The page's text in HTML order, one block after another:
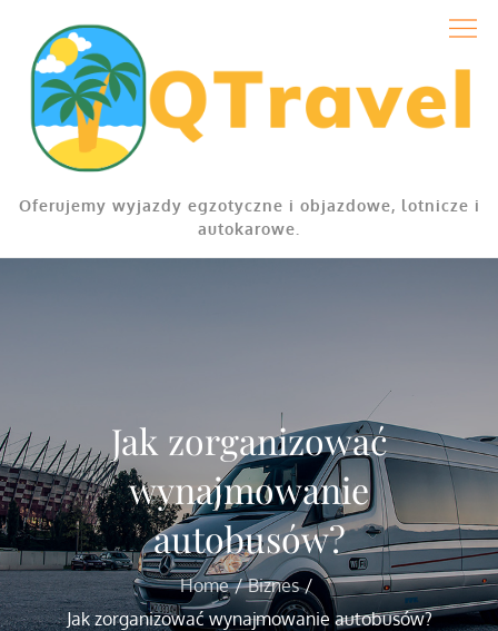
content
Oferujemy wyjazdy egzotyczne i objazdowe, lotnicze i
autokarowe.
Jak zorganizować
wynajmowanie
autobusów?
Home
Biznes
Jak zorganizować wynajmowanie autobusów?